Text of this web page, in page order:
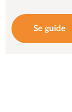
Se guide